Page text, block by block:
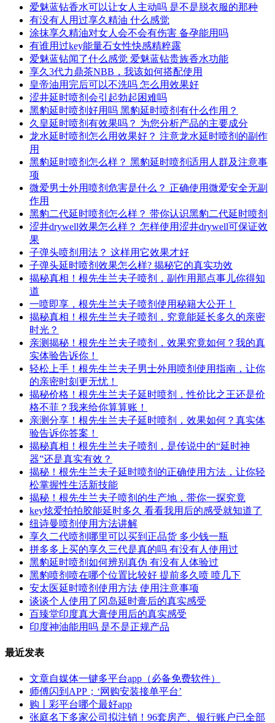
爱魅蓝钻香水可以让女人主动吗 是不是脱衣服的那种
有没有人用过享久精油 什么感觉
涂抹享久精油对女人会不会有伤害 备孕能用吗
有谁用过key能量石女性快感精粹露
爱魅蓝钻闻了什么感觉 爱魅蓝钻贵族香水功能
享久3代力鼎茶NBB，我该如何搭配使用
皇帝油用完后可以不洗吗 怎么用效果好
涩井延时喷剂会引起勃起困难吗
黑豹延时喷剂好用吗 黑豹延时喷剂有什么作用？
久皇延时喷剂有效果吗？ 为您分析产品的主要成分
龙水延时喷剂怎么用效果好？ 注意龙水延时喷剂的副作
用
黑豹延时喷剂怎么样？ 黑豹延时喷剂适用人群及注意事
项
微爱男士外用喷剂危害是什么？ 正确使用微爱安全无副
作用
黑豹二代延时喷剂怎么样？ 带你认识黑豹二代延时喷剂
涩井drywell效果怎么样？ 怎样使用涩井drywell可保证效
果
子弹头喷剂用法？ 这样用它效果才好
子弹头延时喷剂效果怎么样? 揭秘它的真实功效
揭秘真相！根先生兰夫子喷剂，副作用那点事儿你得知
道
一喷即享，根先生兰夫子喷剂使用秘籍大公开！
揭秘真相！根先生兰夫子喷剂，究竟能延长多久的亲密
时光？
亲测揭秘！根先生兰夫子喷剂，效果究竟如何？我的真
实体验告诉你！
轻松上手！根先生兰夫子男士外用喷剂使用指南，让你
的亲密时刻更无忧！
揭秘价格！根先生兰夫子延时喷剂，性价比之王还是价
格不菲？我来给你算算账！
亲测分享！根先生兰夫子延时喷剂，效果如何？真实体
验告诉你答案！
揭秘真相！根先生兰夫子喷剂，是传说中的“延时神
器”还是真实有效？
揭秘！根先生兰夫子延时喷剂的正确使用方法，让你轻
松掌握性生活新技能
揭秘！根先生兰夫子喷剂的生产地，带你一探究竟
key炫爱拍拍胶能延时多久 看看我用后的感受就知道了
纽诗曼喷剂使用方法讲解
享久二代喷剂哪里可以买到正品货 多少钱一瓶
拼多多上买的享久三代是真的吗 有没有人使用过
黑豹延时喷剂如何辨别真伪 有没有人体验过
黑豹喷剂喷在哪个位置比较好 提前多久喷 喷几下
安太医延时喷剂使用方法 使用注意事项
谈谈个人使用了冈岛延时膏后的真实感受
百臻堂印度真大膏使用后的真实感受
印度神油能用吗 是不是正规产品
最近发表
文章自媒体一键多平台app（必备免费软件）
师傅闪到APP；‘网购安装接单平台’
购丨彩平台哪个最好app
张庭名下多家公司拟注销！96套房产、银行账户已全部